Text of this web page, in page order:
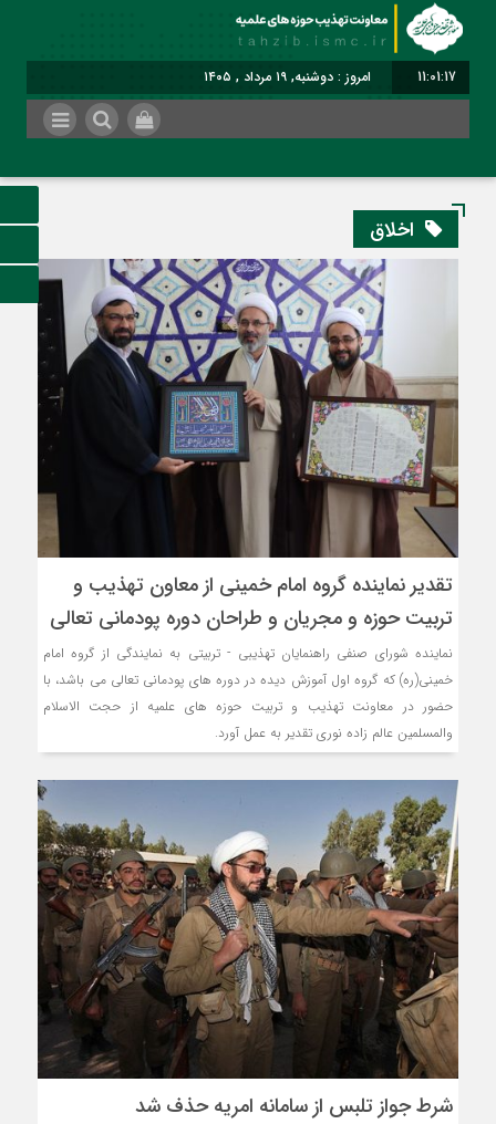
11:01:17
امروز : دوشنبه, ۱۹ مرداد , ۱۴۰۵
اخلاق
تقدیر نماینده گروه امام خمینی از معاون تهذیب و
تربیت حوزه و مجریان و طراحان دوره پودمانی تعالی
نماینده شورای صنفی راهنمایان تهذیبی - تربیتی به نمایندگی از گروه امام
خمینی(ره) که گروه اول آموزش دیده در دوره های پودمانی تعالی می باشد، با
حضور در معاونت تهذیب و تربیت حوزه های علمیه از حجت الاسلام
والمسلمین عالم زاده نوری تقدیر به عمل آورد.
شرط جواز تلبس از سامانه امریه حذف شد